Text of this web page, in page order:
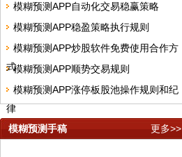
模糊预测APP自动化交易稳赢策略
模糊预测APP稳盈策略执行规则
模糊预测APP炒股软件免费使用合作方
式模糊预测APP顺势交易规则
模糊预测APP涨停板股池操作规则和纪
律
模糊预测手稿
更多>>